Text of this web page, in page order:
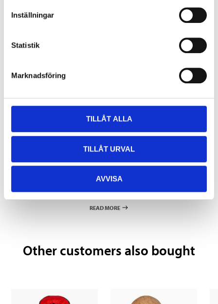
Inställningar
Statistik
Marknadsföring
TILLÅT ALLA
TILLÅT URVAL
AVVISA
about the service and our terms.
READ MORE
Other customers also bought